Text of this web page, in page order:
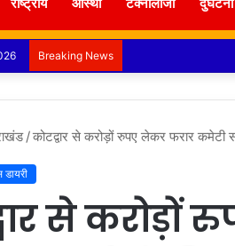
Breaking News
/कोटद्वार से करोड़ों रुपए लेकर फरार कमेटी
डायरी
से